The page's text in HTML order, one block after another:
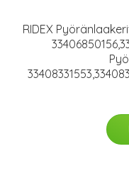
RIDEX